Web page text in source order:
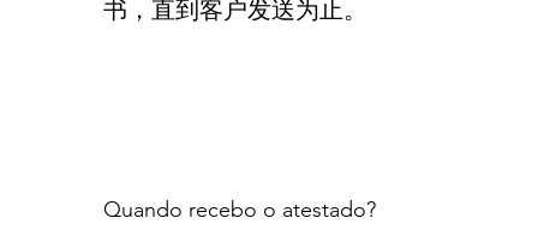
书，直到客户发送为止。
Quando recebo o atestado?